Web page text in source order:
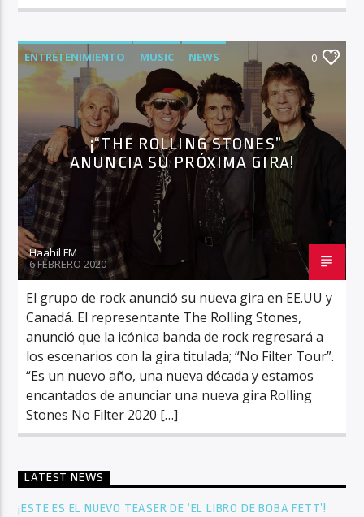
ENTRETENIMIENTO MUSIC NEWS 0
¡“THE ROLLING STONES”
ANUNCIA SU PRÓXIMA GIRA!
Haahil FM
6 FEBRERO 2020
El grupo de rock anunció su nueva gira en EE.UU y
Canadá. El representante The Rolling Stones,
anunció que la icónica banda de rock regresará a
los escenarios con la gira titulada; “No Filter Tour”.
“Es un nuevo año, una nueva década y estamos
encantados de anunciar una nueva gira Rolling
Stones No Filter 2020 […]
LATEST NEWS
¡ESTE ES EL NUEVO TEASER DE ‘EL LIBRO DE BOBA FETT’!